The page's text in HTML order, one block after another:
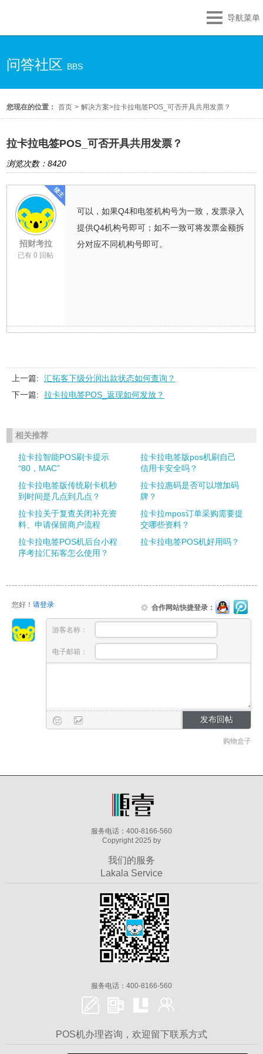
导航菜单
问答社区 BBS
您现在的位置： 首页 > 解决方案>拉卡拉电签POS_可否开具共用发票？
拉卡拉电签POS_可否开具共用发票？
浏览次数：8420
招财考拉
已有 0 回帖
可以，如果Q4和电签机构号为一致，发票录入
提供Q4机构号即可；如不一致可将发票金额拆
分对应不同机构号即可。
上一篇:
汇拓客下级分润出款状态如何查询？
下一篇:
拉卡拉电签POS_返现如何发放？
相关推荐
拉卡拉智能POS刷卡提示
“80，MAC”
拉卡拉电签版pos机刷自己
信用卡安全吗？
拉卡拉电签版传统刷卡机秒
到时间是几点到几点？
拉卡拉惠码是否可以增加码
牌？
拉卡拉关于复查关闭补充资
料、申请保留商户流程
拉卡拉mpos订单采购需要提
交哪些资料？
拉卡拉电签POS机后台小程
序考拉汇拓客怎么使用？
拉卡拉电签POS机好用吗？
您好！ 请登录 合作网站快捷登录：
游客名称：
电子邮箱：
购物盒子
服务电话：400-8166-560
Copyright 2025 by
我们的服务
Lakala Service
服务电话：400-8166-560
POS机办理咨询，欢迎留下联系方式